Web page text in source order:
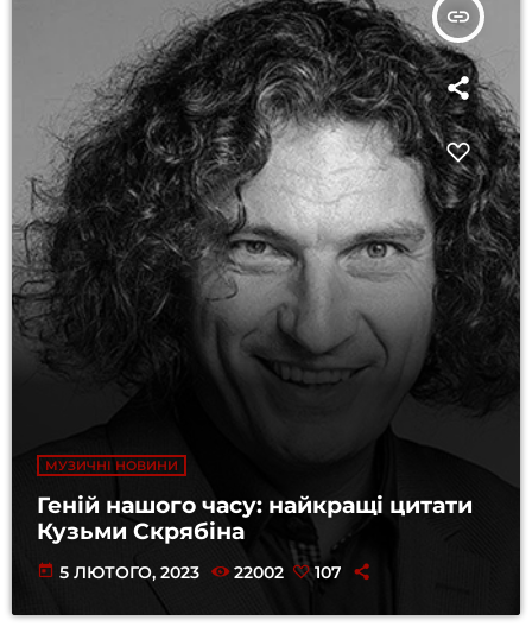
insert_link
МУЗИЧНІ НОВИНИ
Геній нашого часу: найкращі цитати
Кузьми Скрябіна
today 5 ЛЮТОГО, 2023 22002 107